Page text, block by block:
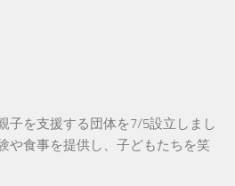
子を支援する団体を7/5設立しまし
や食事を提供し、子どもたちを笑